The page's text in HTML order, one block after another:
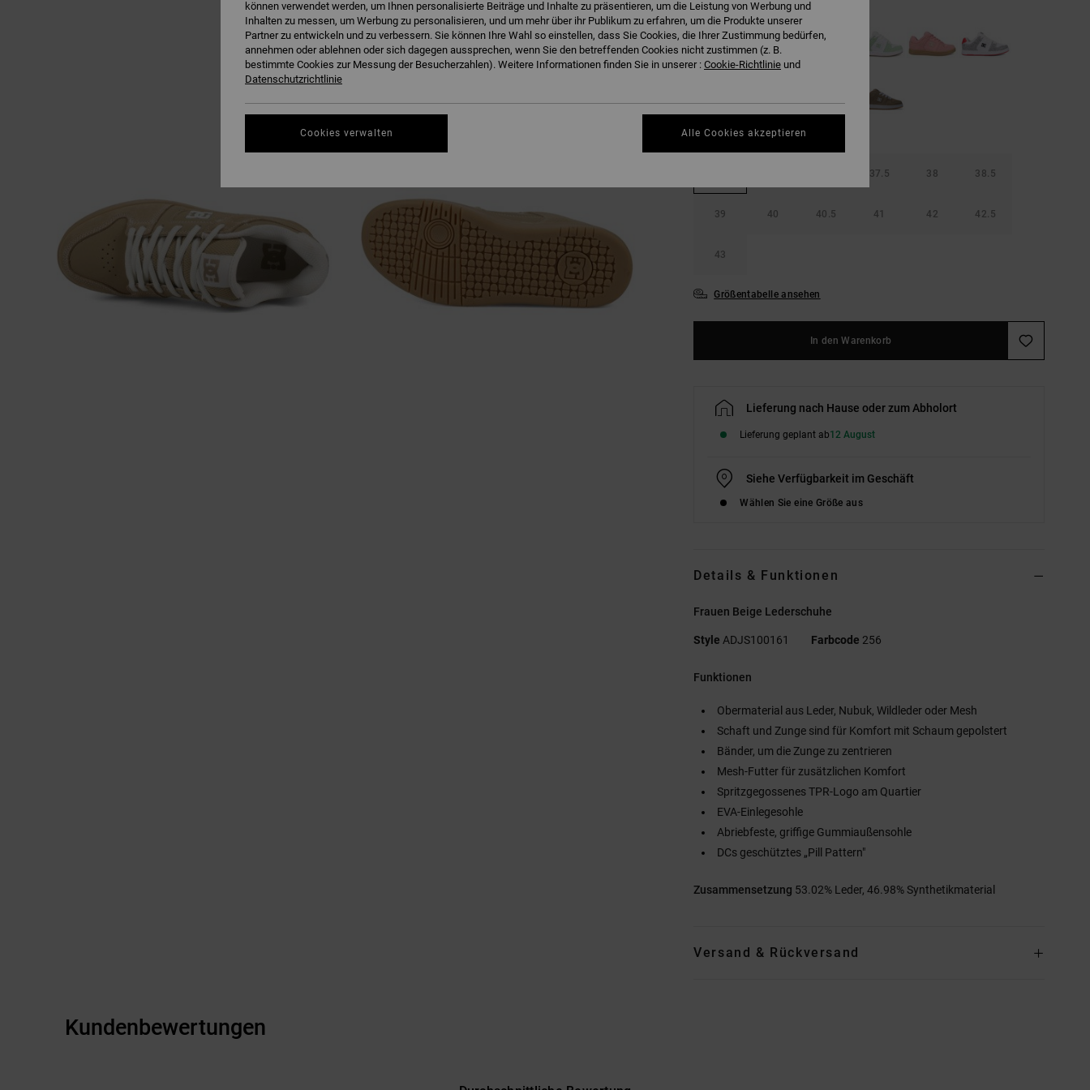
37.5 38 38.5
39 40 40.5 41 42 42.5
43
Größentabelle ansehen
In den Warenkorb
Lieferung nach Hause oder zum Abholort
Lieferung geplant ab12 August
Siehe Verfügbarkeit im Geschäft
Wählen Sie eine Größe aus
Details & Funktionen
Frauen Beige Lederschuhe
Style ADJS100161 Farbcode 256
Funktionen
Obermaterial aus Leder, Nubuk, Wildleder oder Mesh
Schaft und Zunge sind für Komfort mit Schaum gepolstert
Bänder, um die Zunge zu zentrieren
Mesh-Futter für zusätzlichen Komfort
Spritzgegossenes TPR-Logo am Quartier
EVA-Einlegesohle
Abriebfeste, griffige Gummiaußensohle
DCs geschütztes „Pill Pattern"
Zusammensetzung 53.02% Leder, 46.98% Synthetikmaterial
Versand & Rückversand
Kundenbewertungen
können verwendet werden, um Ihnen personalisierte Beiträge und Inhalte zu präsentieren, um die Leistung von Werbung und
Inhalten zu messen, um Werbung zu personalisieren, und um mehr über ihr Publikum zu erfahren, um die Produkte unserer
Partner zu entwickeln und zu verbessern. Sie können Ihre Wahl so einstellen, dass Sie Cookies, die Ihrer Zustimmung bedürfen,
annehmen oder ablehnen oder sich dagegen aussprechen, wenn Sie den betreffenden Cookies nicht zustimmen (z. B.
bestimmte Cookies zur Messung der Besucherzahlen). Weitere Informationen finden Sie in unserer : Cookie-Richtlinie und
Datenschutzrichtlinie
Cookies verwalten Alle Cookies akzeptieren